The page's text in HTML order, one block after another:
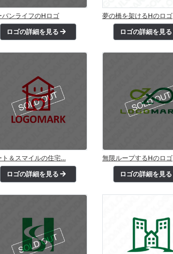
バンライフのHロゴ
ロゴの詳細を見る
夢の橋を架けるHのロゴ
ロゴの詳細を見る
ト＆スマイルの住宅…
ロゴの詳細を見る
無限ループするHのロゴ
ロゴの詳細を見る